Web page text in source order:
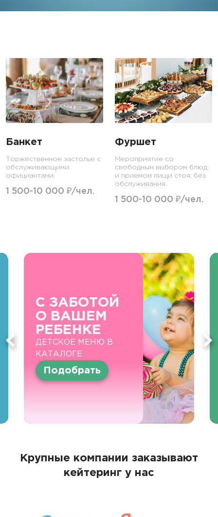
Банкет
Торжественное застолье с
обслуживающими
официантами.
1 500-10 000 ₽/чел.
Фуршет
Мероприятие со
свободным выбором блюд
и приемом пищи стоя, без
обслуживания.
1 500-10 000 ₽/чел.
С ЗАБОТОЙ
О ВАШЕМ
РЕБЕНКЕ
ДЕТСКОЕ МЕНЮ В
КАТАЛОГЕ
Подобрать
Крупные компании заказывают
кейтеринг у нас